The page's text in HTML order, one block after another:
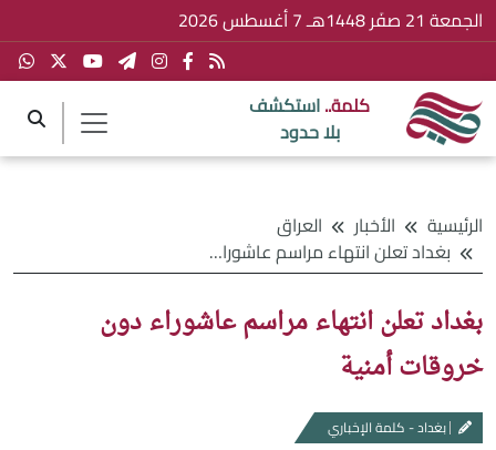
الجمعة 21 صفَر 1448هـ 7 أغسطس 2026
كلمة..استكشف
بلا حدود
الرئيسية الأخبار
العراق
بغداد تعلن انتهاء مراسم عاشوراء دون خروقات أمنية
بغداد تعلن انتهاء مراسم عاشوراء دون
خروقات أمنية
بغداد - كلمة الإخباري